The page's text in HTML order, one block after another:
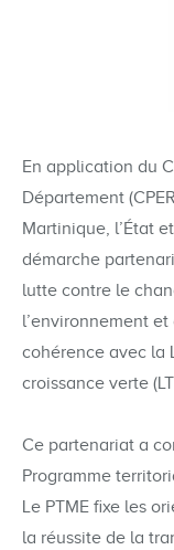
En application du
Département
Martinique, l’État
démarche
lutte contre le
l’environnement
cohérence avec la
croissance verte
Ce partenariat a
Programme
Le PTME fixe les
la réussite de la